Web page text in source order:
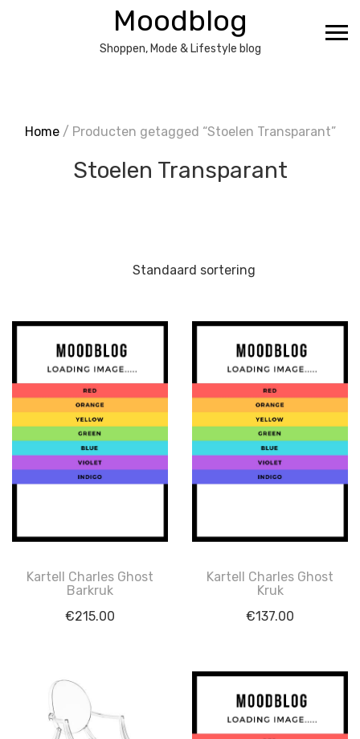
Moodblog
Shoppen, Mode & Lifestyle blog
Home/ Producten getagged “Stoelen Transparant”
Stoelen Transparant
Kartell Charles Ghost
Barkruk
€215.00
Kartell Charles Ghost
Kruk
€137.00